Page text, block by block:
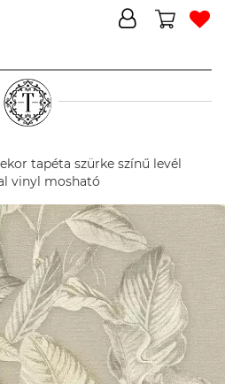
tapéta szürke színű levél
vinyl mosható